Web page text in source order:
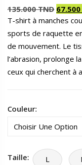
135.000TND
Le
prix
initial
135.000 TND.
67.500
Le
prix
actuel
67.500 TND.
T-shirt à manches
sports de raquette
de mouvement. Le
l’abrasion, prolonge
ceux qui cherchent à
Couleur:
Taille: L